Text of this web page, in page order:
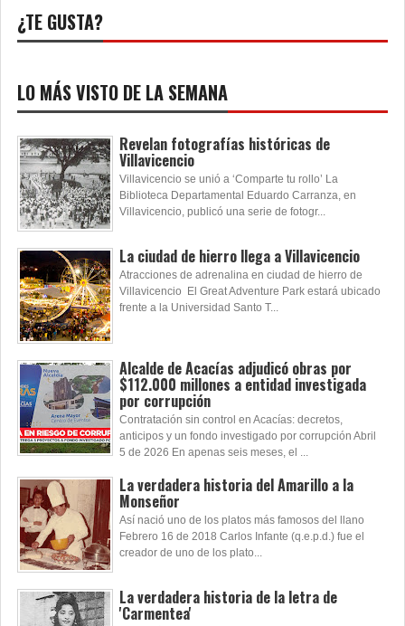
¿TE GUSTA?
LO MÁS VISTO DE LA SEMANA
Revelan fotografías históricas de
Villavicencio
Villavicencio se unió a ‘Comparte tu rollo’ La
Biblioteca Departamental Eduardo Carranza, en
Villavicencio, publicó una serie de fotogr...
La ciudad de hierro llega a Villavicencio
Atracciones de adrenalina en ciudad de hierro de
Villavicencio El Great Adventure Park estará ubicado
frente a la Universidad Santo T...
Alcalde de Acacías adjudicó obras por
$112.000 millones a entidad investigada
por corrupción
Contratación sin control en Acacías: decretos,
anticipos y un fondo investigado por corrupción Abril
5 de 2026 En apenas seis meses, el ...
La verdadera historia del Amarillo a la
Monseñor
Así nació uno de los platos más famosos del llano
Febrero 16 de 2018 Carlos Infante (q.e.p.d.) fue el
creador de uno de los plato...
La verdadera historia de la letra de
'Carmentea'